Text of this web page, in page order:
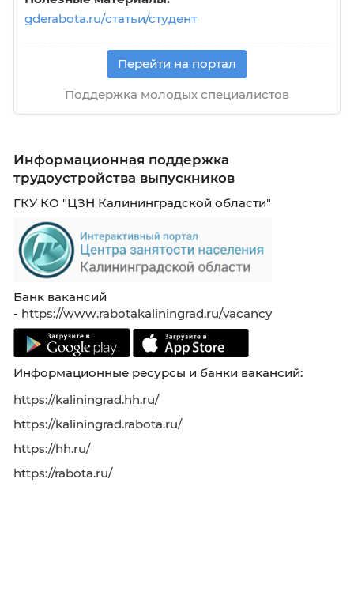
порядке книжки, за исключением случаев,
служебная (трудовая) деятельность
осуществляется впервые;
- копии документов о профессиональном
образовании, а также по желанию
дополнительном профессиональном
службами по месту работы (службы);
5) документ об отсутствии у гражданина
заболевания, препятствующего
гражданскую службу или ее прохождению
(справка по форме № 001-ГС/у с
врачей нарколога и психиатра), со сроком
6) форму согласия на обработку
данных;
7) форму согласия на передачу
данных третьим лицам.
Гражданский служащий Калининградстата,
подает заявление на имя временно
обязанности руководителя
Гражданский служащий иного